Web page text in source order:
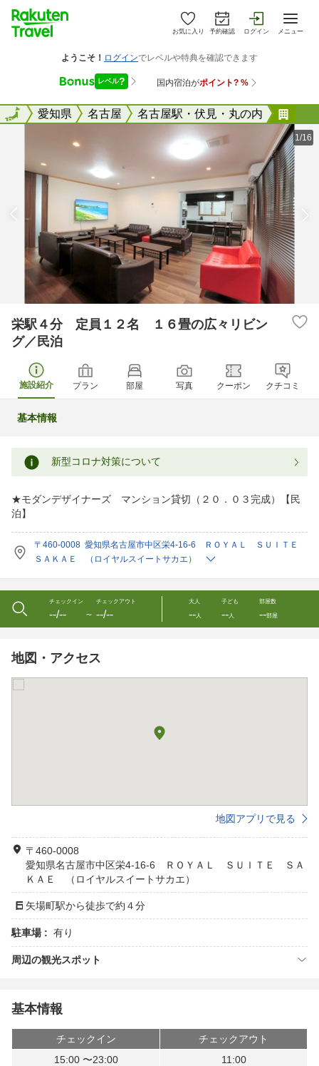
お気に入り 予約確認 ログイン メニュー
全国愛知県 名古屋 名古屋駅・伏見・丸の内
全国
1/16
栄駅４分 定員１２名 １６畳の広々リビン
グ／民泊
施設紹介 プラン 部屋 写真 クーポン クチコミ
基本情報
新型コロナ対策について
★モダンデザイナーズ マンション貸切（２０．０３完成）【民
泊】
〒460-0008 愛知県名古屋市中区栄4-16-6 ＲＯＹＡＬ ＳＵＩＴＥ
ＳＡＫＡＥ （ロイヤルスイートサカエ）
チェックイン
--/-- 〜
チェックアウト
--/--
大人
--人
子ども
--人
部屋数
--部屋
地図・アクセス
地図アプリで見る
〒460-0008
愛知県名古屋市中区栄4-16-6 ＲＯＹＡＬ ＳＵＩＴＥ ＳＡ
ＫＡＥ （ロイヤルスイートサカエ）
矢場町駅から徒歩で約４分
駐車場 : 有り
周辺の観光スポット
基本情報
チェックイン
チェックアウト
15:00 〜23:00
11:00